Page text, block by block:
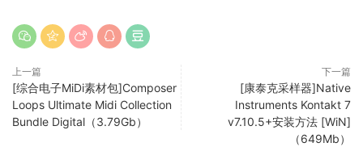
修正了安装佳能EOS相机软件时Kontakt单机崩溃的问题
已知问题在Logic Pro中加载某些库时，加载时间间歇性过长且
可视停止
已知问题在Apple M2/M3计算机上以翻盖模式使用Kontakt时，
或当Kontakt托管在GarageBand中时，出现间歇性视觉故障和
上一篇
[综合电子MiDi素材包]Composer
Loops Ultimate Midi Collection
Bundle Digital（3.79Gb）
下一篇
[康泰克采样器]Native
Instruments Kontakt 7
v7.10.5+安装方法 [WiN]
（649Mb）